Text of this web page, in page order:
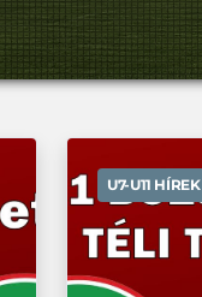
U7-U11 HÍREK